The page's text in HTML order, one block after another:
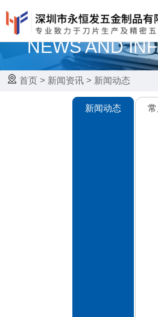
新闻资
NEWS AND
首页> 新闻资讯> 新闻动态
新闻动态